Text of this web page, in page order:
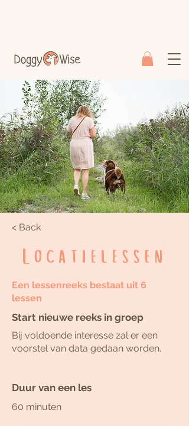
< Back
Locatielessen
Een lessenreeks bestaat uit 6
lessen
Start nieuwe reeks in groep
Bij voldoende interesse zal er een
voorstel van data gedaan worden.
Duur van een les
60 minuten